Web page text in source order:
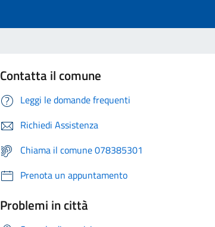
Contatta il comune
Leggi le domande frequenti
Richiedi Assistenza
Chiama il comune 078385301
Prenota un appuntamento
Problemi in città